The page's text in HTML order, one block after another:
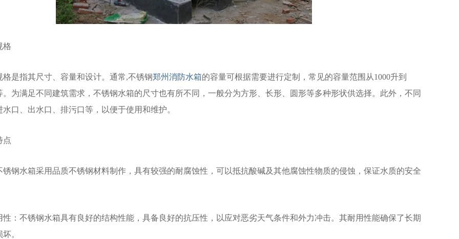
格
格是指其尺寸、容量和设计。通常,不锈钢郑州消防水箱的容量可根据需要进行定制，常见的容量范围从1000升到
。为满足不同建筑需求，不锈钢水箱的尺寸也有所不同，一般分为方形、长形、圆形等多种形状供选择。此外，不同
口、出水口、排污口等，以便于使用和维护。
点
锈钢水箱采用品质不锈钢材料制作，具有较强的耐腐蚀性，可以抵抗酸碱及其他腐蚀性物质的侵蚀，保证水质的安全
性：不锈钢水箱具有良好的结构性能，具备良好的抗压性，以应对恶劣天气条件和外力冲击。其耐用性能确保了长期
。